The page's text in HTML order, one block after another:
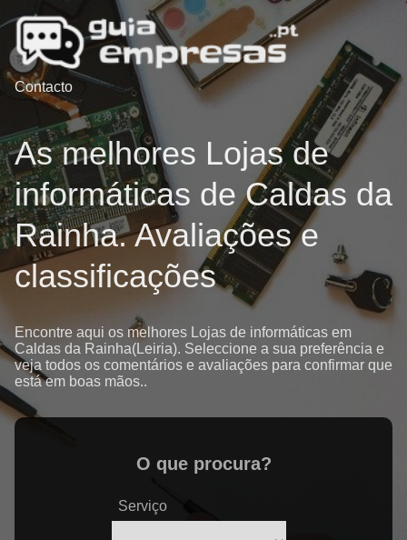
Contacto
As melhores Lojas de
informáticas de Caldas da
Rainha. Avaliações e
classificações
Encontre aqui os melhores Lojas de informáticas em
Caldas da Rainha(Leiria). Seleccione a sua preferência e
veja todos os comentários e avaliações para confirmar que
está em boas mãos..
O que procura?
Serviço